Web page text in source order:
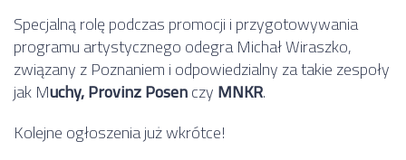
Specjalną rolę podczas promocji i przygotowywania
programu artystycznego odegra Michał Wiraszko,
związany z Poznaniem i odpowiedzialny za takie zespoły
jak Muchy, Provinz PosenczyMNKR.
Kolejne ogłoszenia już wkrótce!